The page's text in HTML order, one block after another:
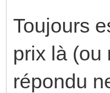
Toujours
prix là (ou
répondu